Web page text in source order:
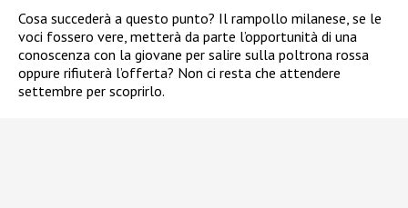
Cosa succederà a questo punto? Il rampollo milanese, se le
voci fossero vere, metterà da parte l’opportunità di una
conoscenza con la giovane per salire sulla poltrona rossa
oppure rifiuterà l’offerta? Non ci resta che attendere
settembre per scoprirlo.